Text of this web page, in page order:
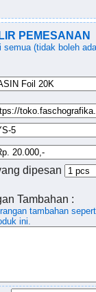
PEMESANAN
semua (tidak boleh
dipesan
Tambahan :
tambahan
ini.